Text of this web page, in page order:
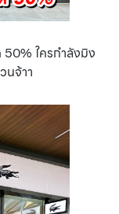
50% ใครกำลังมิง
จ้าา